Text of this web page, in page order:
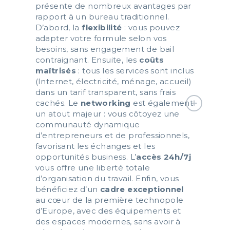
présente de nombreux avantages par
rapport à un bureau traditionnel.
D’abord, laflexibilité : vous pouvez
adapter votre formule selon vos
besoins, sans engagement de bail
contraignant. Ensuite, les coûts
maîtrisés : tous les services sont inclus
(Internet, électricité, ménage, accueil)
dans un tarif transparent, sans frais
cachés. Le networking est également
un atout majeur : vous côtoyez une
communauté dynamique
d’entrepreneurs et de professionnels,
favorisant les échanges et les
opportunités business. L’accès 24h/7j
vous offre une liberté totale
d’organisation du travail. Enfin, vous
bénéficiez d’un cadre exceptionnel
au cœur de la première technopole
d’Europe, avec des équipements et
des espaces modernes, sans avoir à